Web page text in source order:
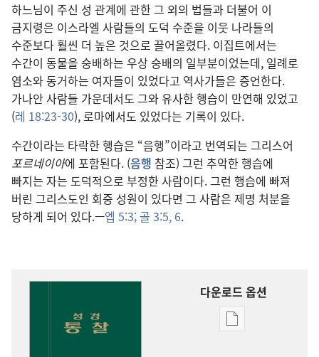
하느님이 주신 성 관계에 관한 그 외의 법들과 더불어 이
금지령은 이스라엘 사람들의 도덕 수준을 이웃 나라들의
수준보다 훨씬 더 높은 것으로 끌어올렸다. 이집트에서는
수간이 동물을 숭배하는 우상 숭배의 일부분이었는데, 일례로
염소와 동거하는 여자들이 있었다고 역사가들은 증언한다.
가나안 사람들 가운데서도 그와 유사한 행습이 만연해 있었고
(레 18:23-30), 로마에서도 있었다는 기록이 있다.
수간이라는 타락한 행습은 “음행”이라고 번역되는 그리스어
포르네이아에 포함된다. (음행 참조) 그런 추악한 행습에
빠지는 자는 도덕적으로 부정한 사람이다. 그런 행습에 빠져
버린 그리스도인 회중 성원이 있다면 그 사람은 제명 처분을
당하게 되어 있다.—엡 5:3;골 3:5, 6.
다운로드 옵션
출판물